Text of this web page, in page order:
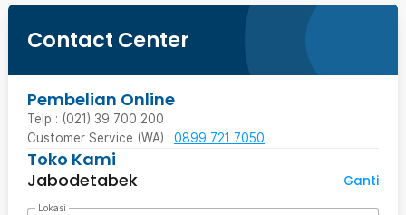
Contact Center
Pembelian Online
Telp : (021) 39 700 200
Customer Service (WA) : 0899 721 7050
Toko Kami
Jabodetabek
Ganti
Lokasi